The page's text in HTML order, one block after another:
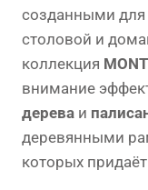
созданными
столовой и
коллекция
внимание
дерева и
деревянными
которых